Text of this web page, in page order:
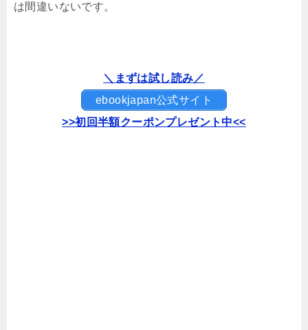
は間違いないです。
＼まずは試し読み／
ebookjapan公式サイト
>>初回半額クーポンプレゼント中<<